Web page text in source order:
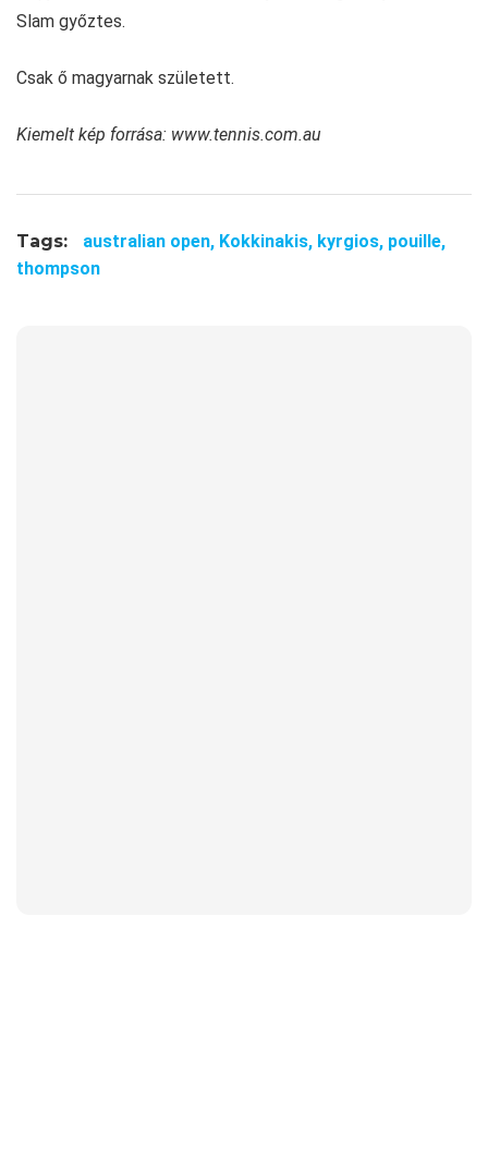
Slam győztes.
Csak ő magyarnak született.
Kiemelt kép forrása: www.tennis.com.au
Tags: australian open, Kokkinakis, kyrgios, pouille,
thompson